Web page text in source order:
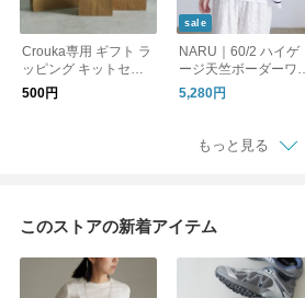
Crouka専用 ギフト ラ
ッピング キットセッ
ト プレゼント 贈り物
Gift Wrapping クロー
500円
sale
NARU｜60/2 ハイゲ
ージ天竺ボーダーワイ
ドTシャツ カットソー
667205BF ナル
5,280円
もっと見る
このストアの新着アイテム